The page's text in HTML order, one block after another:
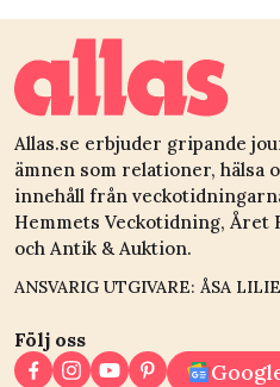
studie förklarar
Allas.se erbjuder gripande
ämnen som relationer, hälsa
innehåll från
Hemmets Veckotidning, Året
och Antik & Auktion.
ANSVARIG UTGIVARE: ÅSA
Följ oss